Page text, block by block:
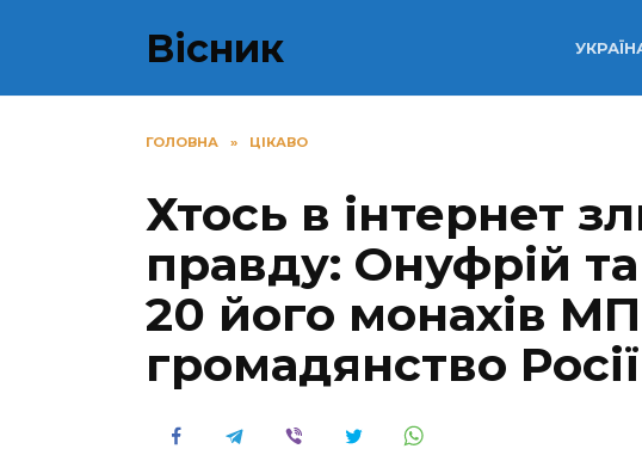
Вісник
ГОЛОВНА » ЦІКАВО
Хтось в інтернет
правду: Онуфрій
20 його монахів
громадянство